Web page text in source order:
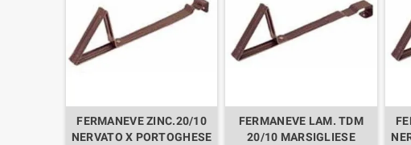
FERMANEVE ZINC.20/10
NERVATO X PORTOGHESE
FERMANEVE LAM. TDM
20/10 MARSIGLIESE